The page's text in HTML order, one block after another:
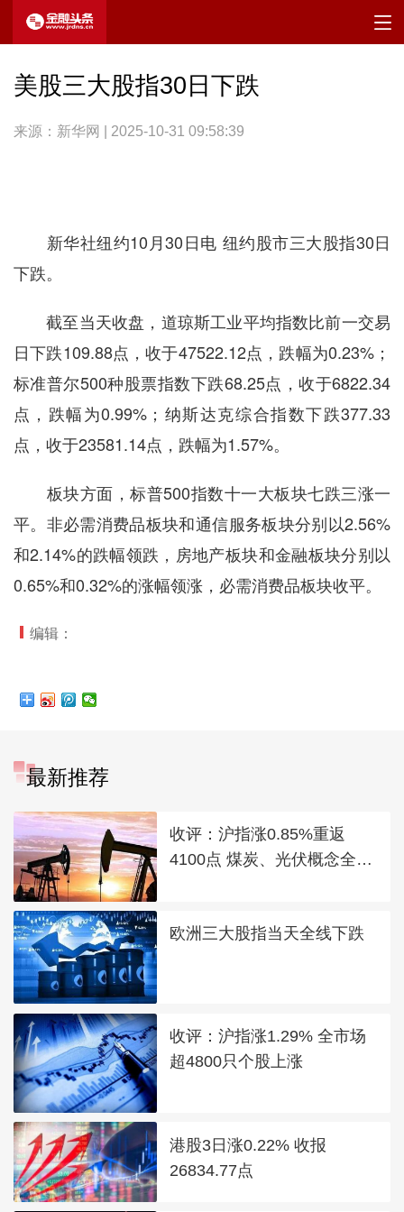
美股三大股指30日下跌
来源：新华网 | 2025-10-31 09:58:39
新华社纽约10月30日电 纽约股市三大股指30日
下跌。
截至当天收盘，道琼斯工业平均指数比前一交易
日下跌109.88点，收于47522.12点，跌幅为0.23%；
标准普尔500种股票指数下跌68.25点，收于6822.34
点，跌幅为0.99%；纳斯达克综合指数下跌377.33
点，收于23581.14点，跌幅为1.57%。
板块方面，标普500指数十一大板块七跌三涨一
平。非必需消费品板块和通信服务板块分别以2.56%
和2.14%的跌幅领跌，房地产板块和金融板块分别以
0.65%和0.32%的涨幅领涨，必需消费品板块收平。
编辑：
最新推荐
收评：沪指涨0.85%重返
4100点 煤炭、光伏概念全线
欧洲三大股指当天全线下跌
收评：沪指涨1.29% 全市场
超4800只个股上涨
港股3日涨0.22% 收报
26834.77点